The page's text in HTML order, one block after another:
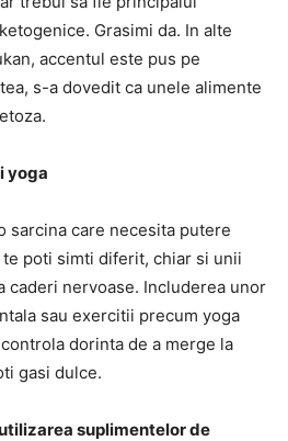
Grasimi da. In alte
accentul este pus pe
s-a dovedit ca unele alimente
yoga
sarcina care necesita putere
poti simti diferit, chiar si unii
caderi nervoase. Includerea unor
sau exercitii precum yoga
dorinta de a merge la
gasi dulce.
suplimentelor de